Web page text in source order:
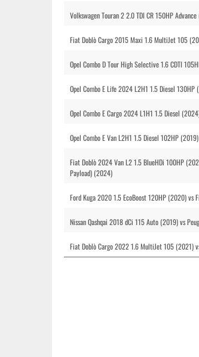
Volkswagen Touran 2 2.0 TDI CR 150HP
Fiat Doblò Cargo 2015 Maxi 1.6 MultiJet 105
Opel Combo D Tour High Selective 1.6 CDTI
Opel Combo E Life 2024 L2H1 1.5 Diesel
Opel Combo E Cargo 2024 L1H1 1.5 Diesel
Opel Combo E Van L2H1 1.5 Diesel 102HP
Fiat Doblò 2024 Van L2 1.5 BlueHDi 100HP
Payload) (2024)
Ford Kuga 2020 1.5 EcoBoost 120HP (2020)
Nissan Qashqai 2018 dCi 115 Auto (2019) vs
Fiat Doblò Cargo 2022 1.6 MultiJet 105 (2021)